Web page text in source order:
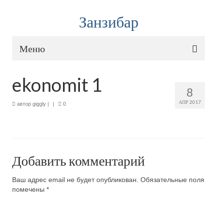
Занзибар
Меню
Туры и авиабилеты
путешествие?
Туры на Занзибар из Москвы: цены, где и как
купить
8
АПР 2017
ekonomit 1
автор giggly | | 0
Добавить комментарий
Ваш адрес email не будет опубликован. Обязательные поля
помечены *